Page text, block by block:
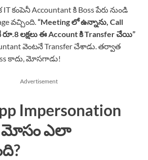
Accountant కి Boss పేరు నుండి
వచ్చింది.“Meeting లో ఉన్నాను, Call
లక్షలు ఈ Account కి Transfer చేయి”
వెంటనే Transfer చేశాడు. తర్వాత
కాదు, మోసగాడు!
Advertisement
Impersonation
మోసం ఎలా